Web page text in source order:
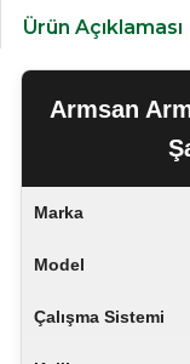
Ürün Açıklaması
Armsan
Marka
Model
Çalışma Sistemi